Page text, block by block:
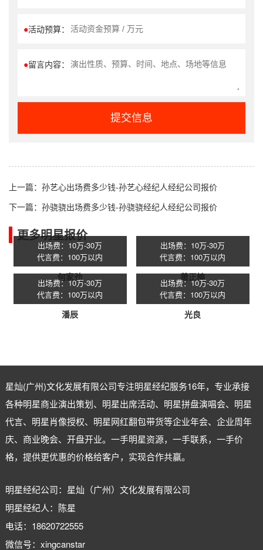
●活动预算：
●留言内容：
提交信息
上一篇： 孙艺心出场费多少钱-孙艺心经纪人经纪公司报价
下一篇： 孙骁骁出场费多少钱-孙骁骁经纪人经纪公司报价
更多明星报价
出场费：10万-30万
代言费：100万以内
何家劲
出场费：10万-30万
代言费：100万以内
萧正楠
出场费：10万-30万
代言费：100万以内
潘辰
出场费：10万-30万
代言费：100万以内
光良
星灿(广州)文化发展有限公司专注明星经纪服务16年，专业承接
各种明星商业演出策划、明星出席活动、明星拼盘演唱会、明星
代言、明星肖像授权、明星网红翻包带货等企业年会、企业周年
庆、商业晚会、开盘开业。一手明星资源，一手联系，一手价
格，提供更优惠的价格给客户，实现合作共赢。
明星经纪公司：星灿（广州）文化发展有限公司
明星经纪人：陈星
电话：18620722555
微信号：xingcanstar